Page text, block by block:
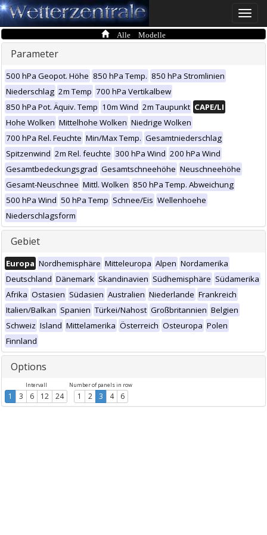
Toggle
Alle Modelle
Parameter
500 hPa Geopot. Höhe 850 hPa Temp. 850 hPa Stromlinien
Niederschlag 2m Temp 700 hPa Vertikalbew
850 hPa Pot. Äquiv. Temp 10m Wind 2m Taupunkt CAPE/LI
Hohe Wolken Mittelhohe Wolken Niedrige Wolken
700 hPa Rel. Feuchte Min/Max Temp. Gesamtniederschlag
Spitzenwind 2m Rel. feuchte 300 hPa Wind 200 hPa Wind
Gesamtbedeckungsgrad Gesamtschneehöhe Neuschneehöhe
Gesamt-Neuschnee Mittl. Wolken 850 hPa Temp. Abweichung
500 hPa Wind 50 hPa Temp Schnee/Eis Wellenhoehe
Niederschlagsform
Gebiet
Europa Nordhemisphäre Mitteleuropa Alpen Nordamerika
Deutschland Dänemark Skandinavien Südhemisphäre Südamerika
Afrika Ostasien Südasien Australien Niederlande Frankreich
Italien/Balkan Spanien Türkei/Nahost Großbritannien Belgien
Schweiz Island Mittelamerika Österreich Osteuropa Polen
Finnland
Options
Intervall
1 3 6 12 24
Number of panels in row
1 2 3 4 6